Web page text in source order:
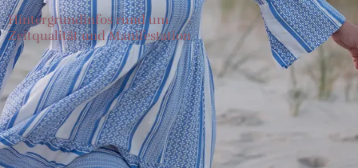
Hintergrundinfos rund um
Zeitqualität und Manifestation